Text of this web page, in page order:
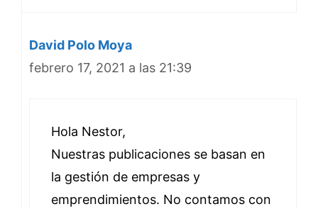
David Polo Moya
febrero 17, 2021 a las 21:39
Hola Nestor,
Nuestras publicaciones se basan en
la gestión de empresas y
emprendimientos. No contamos con